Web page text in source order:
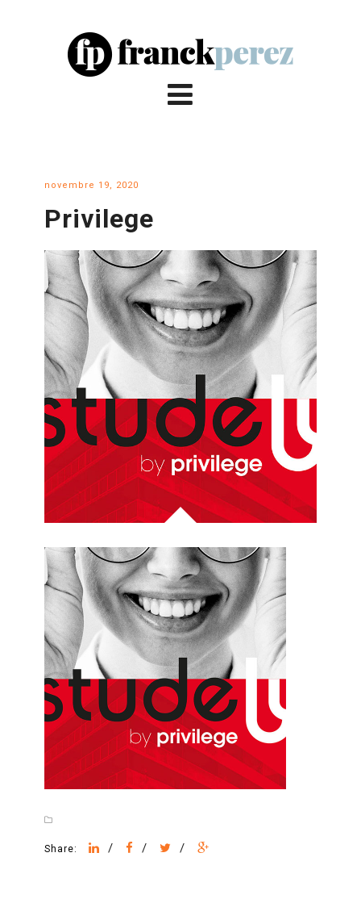
novembre 19, 2020
Privilege
Share: / / /